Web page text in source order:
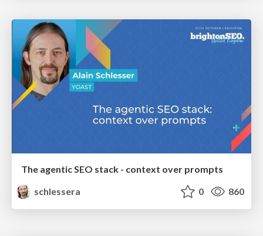
The agentic SEO stack - context over prompts
schlessera
0 860